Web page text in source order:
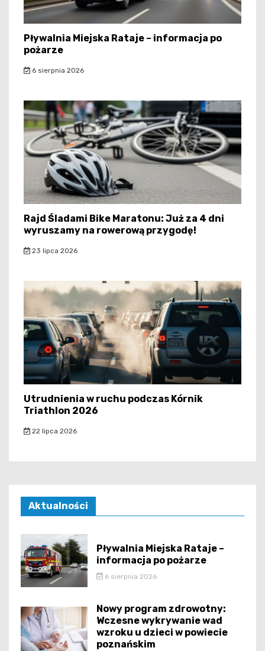
Pływalnia Miejska Rataje – informacja po
pożarze
6 sierpnia 2026
Rajd Śladami Bike Maratonu: Już za 4 dni
wyruszamy na rowerową przygodę!
23 lipca 2026
Utrudnienia w ruchu podczas Kórnik
Triathlon 2026
22 lipca 2026
Aktualności
Pływalnia Miejska Rataje –
informacja po pożarze
6 sierpnia 2026
Nowy program zdrowotny:
Wczesne wykrywanie wad
wzroku u dzieci w powiecie
poznańskim